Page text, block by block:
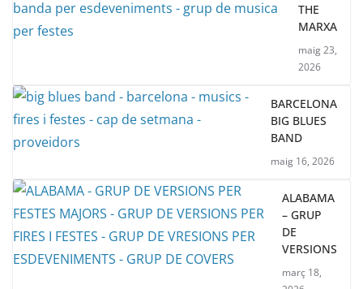
THE
MARXA
maig 23,
2026
BARCELONA
BIG BLUES
BAND
maig 16, 2026
ALABAMA
– GRUP
DE
VERSIONS
març 18,